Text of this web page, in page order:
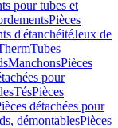
pour tubes et
Pièces
d'étanchéitéJeux de
Tubes
ManchonsPièces
pour
TésPièces
détachées pour
démontablesPièces